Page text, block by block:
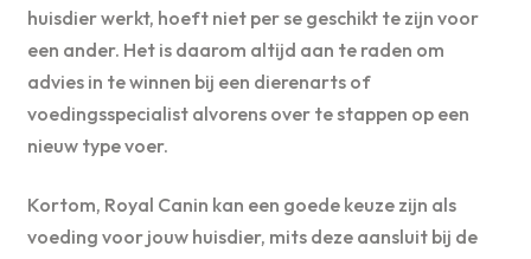
huisdier werkt, hoeft niet per se geschikt te zijn voor
een ander. Het is daarom altijd aan te raden om
advies in te winnen bij een dierenarts of
voedingsspecialist alvorens over te stappen op een
nieuw type voer.
Kortom, Royal Canin kan een goede keuze zijn als
voeding voor jouw huisdier, mits deze aansluit bij de